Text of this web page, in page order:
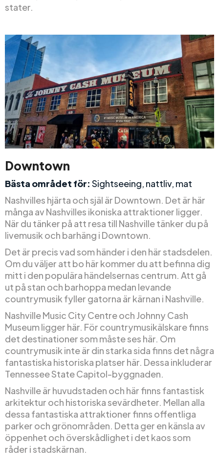
stater.
Downtown
Bästa området för: Sightseeing, nattliv, mat
Nashvilles hjärta och själ är Downtown. Det är här
många av Nashvilles ikoniska attraktioner ligger.
När du tänker på att resa till Nashville tänker du på
livemusik och barhäng i Downtown.
Det är precis vad som händer i den här stadsdelen.
Om du väljer att bo här kommer du att befinna dig
mitt i den populära händelsernas centrum. Att gå
ut på stan och barhoppa medan levande
countrymusik fyller gatorna är kärnan i Nashville.
Nashville Music City Centre och Johnny Cash
Museum ligger här. För countrymusikälskare finns
det destinationer som måste ses här. Om
countrymusik inte är din starka sida finns det några
fantastiska historiska platser här. Dessa inkluderar
Tennessee State Capitol-byggnaden.
Nashville är huvudstaden och här finns fantastisk
arkitektur och historiska sevärdheter. Mellan alla
dessa fantastiska attraktioner finns offentliga
parker och grönområden. Detta ger en känsla av
öppenhet och överskådlighet i det kaos som
råder i stadskärnan.